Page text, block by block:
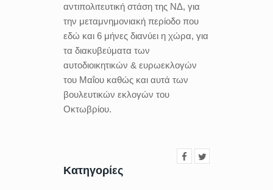
αντιπολιτευτική στάση της ΝΔ, για
την μεταμνημονιακή περίοδο που
εδώ και 6 μήνες διανύει η χώρα, για
τα διακυβεύματα των
αυτοδιοικητικών & ευρωεκλογών
του Μαΐου καθώς και αυτά των
βουλευτικών εκλογών του
Οκτωβρίου.
Κατηγορίες